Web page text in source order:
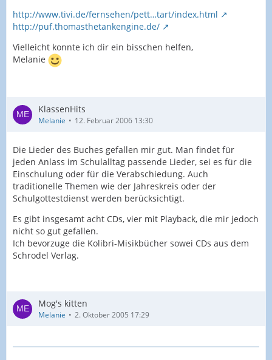
http://www.tivi.de/fernsehen/pett…tart/index.html
http://puf.thomasthetankengine.de/
Vielleicht konnte ich dir ein bisschen helfen,
Melanie
KlassenHits
Melanie 12. Februar 2006 13:30
Die Lieder des Buches gefallen mir gut. Man findet für
jeden Anlass im Schulalltag passende Lieder, sei es für die
Einschulung oder für die Verabschiedung. Auch
traditionelle Themen wie der Jahreskreis oder der
Schulgottestdienst werden berücksichtigt.
Es gibt insgesamt acht CDs, vier mit Playback, die mir jedoch
nicht so gut gefallen.
Ich bevorzuge die Kolibri-Misikbücher sowei CDs aus dem
Schrodel Verlag.
Mog's kitten
Melanie 2. Oktober 2005 17:29